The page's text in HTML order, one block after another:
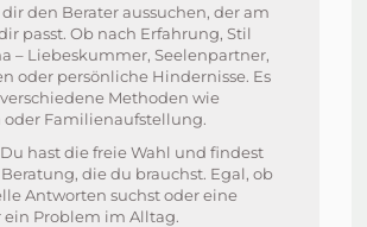
den Berater aussuchen, der am
passt. Ob nach Erfahrung, Stil
– Liebeskummer, Seelenpartner,
oder persönliche Hindernisse. Es
Methoden wie
Familienaufstellung.
hast die freie Wahl und findest
die du brauchst. Egal, ob
Antworten suchst oder eine
ein Problem im Alltag.